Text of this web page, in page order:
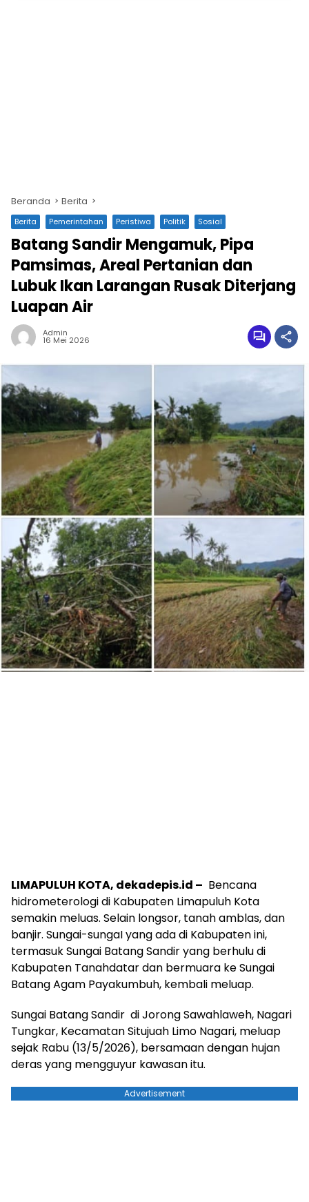
Beranda Berita
Berita Pemerintahan Peristiwa Politik Sosial
Batang Sandir Mengamuk, Pipa
Pamsimas, Areal Pertanian dan
Lubuk Ikan Larangan Rusak Diterjang
Luapan Air
Admin
16 Mei 2026
LIMAPULUH KOTA, dekadepis.id – Bencana
hidrometerologi di Kabupaten Limapuluh Kota
semakin meluas. Selain longsor, tanah amblas, dan
banjir. Sungai-sungaI yang ada di Kabupaten ini,
termasuk Sungai Batang Sandir yang berhulu di
Kabupaten Tanahdatar dan bermuara ke Sungai
Batang Agam Payakumbuh, kembali meluap.
Sungai Batang Sandir di Jorong Sawahlaweh, Nagari
Tungkar, Kecamatan Situjuah Limo Nagari, meluap
sejak Rabu (13/5/2026), bersamaan dengan hujan
deras yang mengguyur kawasan itu.
Advertisement